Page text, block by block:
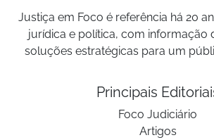
Justiça em Foco é referência há 20
jurídica e política, com informação
soluções estratégicas para um
Principais
Foco Judiciário
Artigos